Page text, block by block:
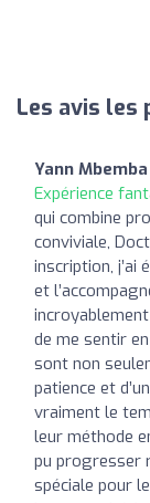
Les avis les
Yann
Expérience
qui combine
conviviale,
inscription, j’ai
et
incroyablement
de me sentir
sont non
patience et
vraiment le
leur méthode
pu progresser
spéciale pour